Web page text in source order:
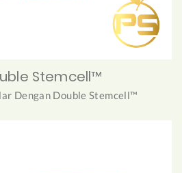
Stemcell™
Dengan Double Stemcell™